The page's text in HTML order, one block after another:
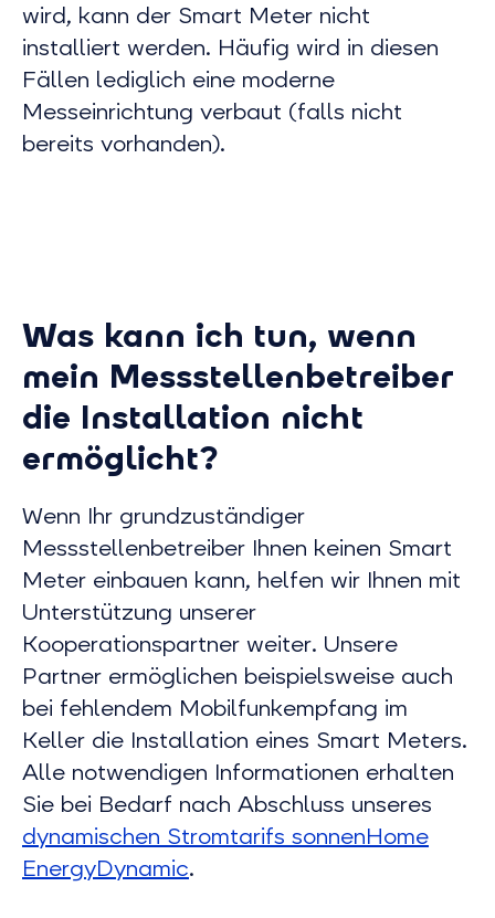
wird, kann der Smart Meter nicht
installiert werden. Häufig wird in diesen
Fällen lediglich eine moderne
Messeinrichtung verbaut (falls nicht
bereits vorhanden).
Was kann ich tun, wenn
mein Messstellenbetreiber
die Installation nicht
ermöglicht?
Wenn Ihr grundzuständiger
Messstellenbetreiber Ihnen keinen Smart
Meter einbauen kann, helfen wir Ihnen mit
Unterstützung unserer
Kooperationspartner weiter. Unsere
Partner ermöglichen beispielsweise auch
bei fehlendem Mobilfunkempfang im
Keller die Installation eines Smart Meters.
Alle notwendigen Informationen erhalten
Sie bei Bedarf nach Abschluss unseres
dynamischen Stromtarifs sonnenHome
EnergyDynamic.